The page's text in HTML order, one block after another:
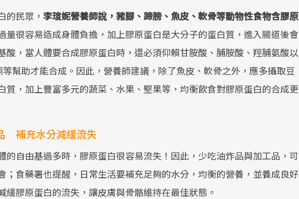
的民眾， 李瑄妮營養師說，豬腳、蹄膀、魚皮、軟骨等動物性食物含膠原
量很容易造成身體負擔，加上膠原蛋白是大分子的蛋白質，進入腸道後會
酸，當人體要合成膠原蛋白時，還必須仰賴甘胺酸、脯胺酸、羥脯氨酸以
等幫助才能合成。因此，營養師建議，除了魚皮、軟骨之外，應多攝取豆
質，加上豐富多元的蔬菜、水果、堅果等，均衡飲食對膠原蛋白的合成更
補充水分減緩流失
的自由基過多時，膠原蛋白很容易流失！因此，少吃油炸品與加工品，可
；食藥署也提醒，日常生活要補充足夠的水分，均衡的營養，並養成良好
緩膠原蛋白的流失，讓皮膚與骨骼維持在最佳狀態。